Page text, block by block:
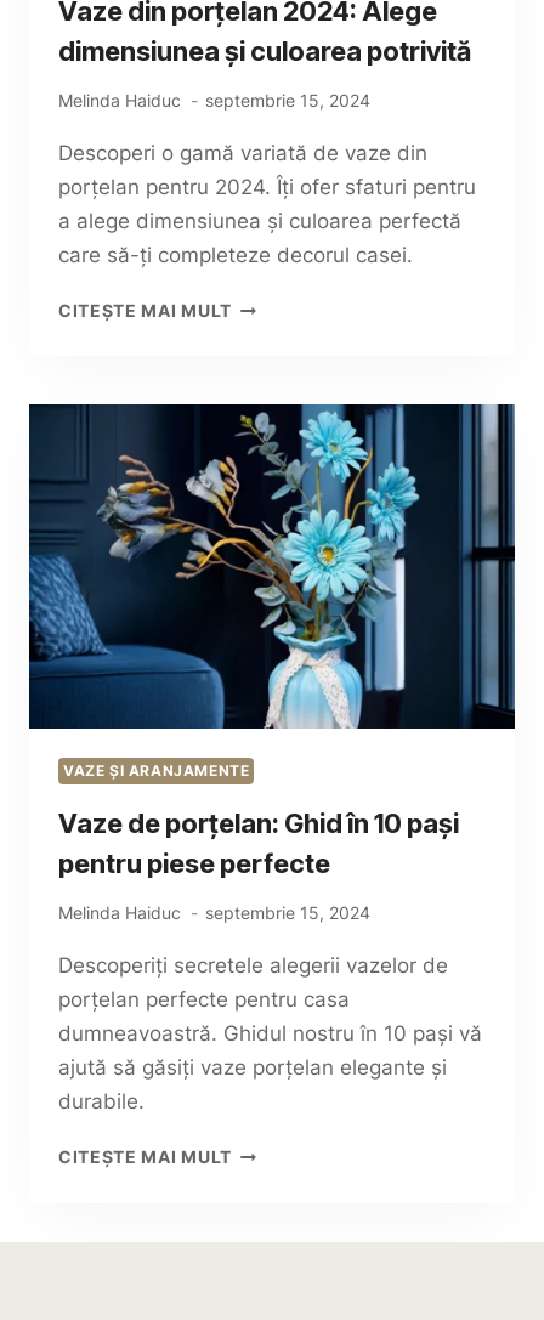
Vaze din porțelan 2024: Alege
dimensiunea și culoarea potrivită
Melinda Haiduc septembrie 15, 2024
Descoperi o gamă variată de vaze din
porțelan pentru 2024. Îți ofer sfaturi pentru
a alege dimensiunea și culoarea perfectă
care să-ți completeze decorul casei.
CITEȘTE MAI MULTVAZE
ALEGE
DIMENSIUNEA
ȘI
CULOAREA
POTRIVITĂ
VAZE ȘI ARANJAMENTE
Vaze de porțelan: Ghid în 10 pași
pentru piese perfecte
Melinda Haiduc septembrie 15, 2024
Descoperiți secretele alegerii vazelor de
porțelan perfecte pentru casa
dumneavoastră. Ghidul nostru în 10 pași vă
ajută să găsiți vaze porțelan elegante și
durabile.
CITEȘTE MAI MULTVAZE